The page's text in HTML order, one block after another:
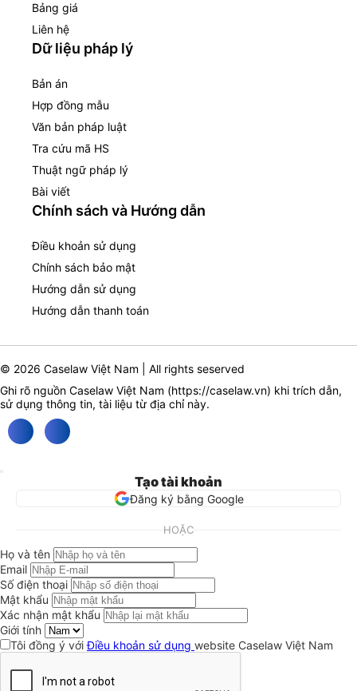
Bảng giá
Liên hệ
Dữ liệu pháp lý
Bản án
Hợp đồng mẫu
Văn bản pháp luật
Tra cứu mã HS
Thuật ngữ pháp lý
Bài viết
Chính sách và Hướng dẫn
Điều khoản sử dụng
Chính sách bảo mật
Hướng dẫn sử dụng
Hướng dẫn thanh toán
© 2026 Caselaw Việt Nam | All rights seserved
Ghi rõ nguồn Caselaw Việt Nam (https://caselaw.vn) khi trích dẫn,
sử dụng thông tin, tài liệu từ địa chỉ này.
Tạo tài khoản
Đăng ký bằng Google
HOẶC
Họ và tên
Email
Số điện thoại
Mật khẩu
Xác nhận mật khẩu
Giới tính
Tôi đồng ý vớiĐiều khoản sử dụng website Caselaw Việt Nam